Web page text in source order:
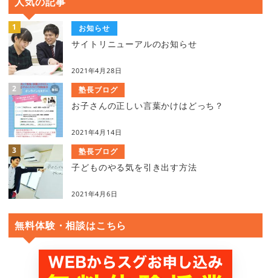
お知らせ
サイトリニューアルのお知らせ
2021年4月28日
塾長ブログ
お子さんの正しい言葉かけはどっち？
2021年4月14日
塾長ブログ
子どものやる気を引き出す方法
2021年4月6日
無料体験・相談はこちら